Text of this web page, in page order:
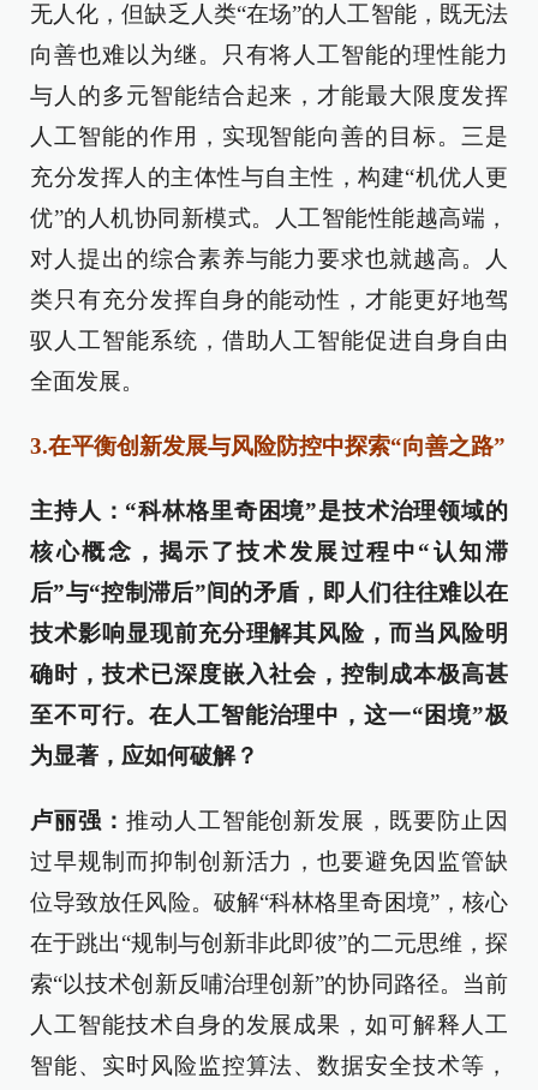
无人化，但缺乏人类“在场”的人工智能，既无法
向善也难以为继。只有将人工智能的理性能力
与人的多元智能结合起来，才能最大限度发挥
人工智能的作用，实现智能向善的目标。三是
充分发挥人的主体性与自主性，构建“机优人更
优”的人机协同新模式。人工智能性能越高端，
对人提出的综合素养与能力要求也就越高。人
类只有充分发挥自身的能动性，才能更好地驾
驭人工智能系统，借助人工智能促进自身自由
全面发展。
3.在平衡创新发展与风险防控中探索“向善之路”
主持人：“科林格里奇困境”是技术治理领域的
核心概念，揭示了技术发展过程中“认知滞
后”与“控制滞后”间的矛盾，即人们往往难以在
技术影响显现前充分理解其风险，而当风险明
确时，技术已深度嵌入社会，控制成本极高甚
至不可行。在人工智能治理中，这一“困境”极
为显著，应如何破解？
卢丽强： 推动人工智能创新发展，既要防止因
过早规制而抑制创新活力，也要避免因监管缺
位导致放任风险。破解“科林格里奇困境”，核心
在于跳出“规制与创新非此即彼”的二元思维，探
索“以技术创新反哺治理创新”的协同路径。当前
人工智能技术自身的发展成果，如可解释人工
智能、实时风险监控算法、数据安全技术等，